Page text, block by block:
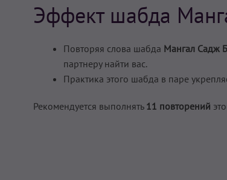
Эффект шабда
Повторяя слова шабда Мангал Садж
партнеру найти вас.
Практика этого шабда в паре
Рекомендуется выполнять 11 повторений